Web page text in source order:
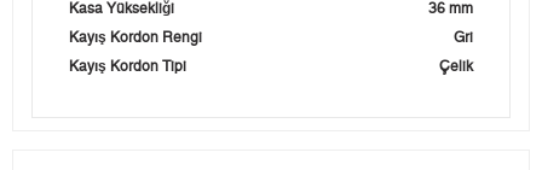
Kasa Yüksekliği
36 mm
Kayış Kordon Rengi
Gri
Kayış Kordon Tipi
Çelik